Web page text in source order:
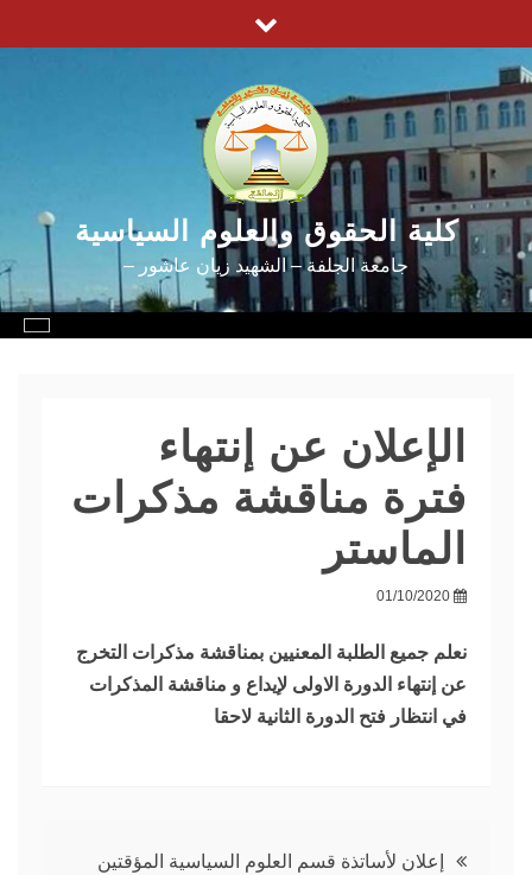
to
content
كلية الحقوق والعلوم السياسية
جامعة الجلفة – الشهيد زيان عاشور –
الإعلان عن إنتهاء
فترة مناقشة مذكرات
الماستر
01/10/2020
نعلم جميع الطلبة المعنيين بمناقشة مذكرات التخرج
عن إنتهاء الدورة الاولى لإيداع و مناقشة المذكرات
في انتظار فتح الدورة الثانية لاحقا
تصفّحإعلان لأساتذة قسم العلوم السياسية المؤقتين